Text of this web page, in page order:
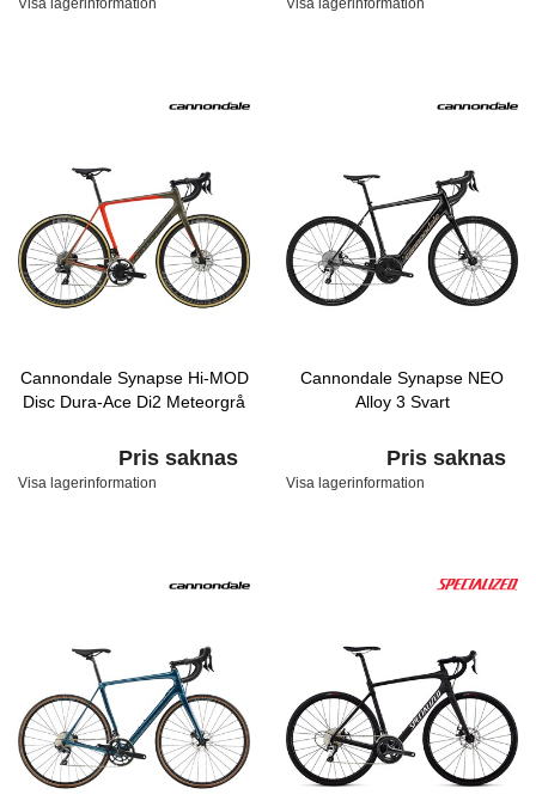
Visa lagerinformation Visa lagerinformation
Cannondale Synapse Hi-MOD
Disc Dura-Ace Di2 Meteorgrå
Pris saknas
Visa lagerinformation
Cannondale Synapse NEO
Alloy 3 Svart
Pris saknas
Visa lagerinformation